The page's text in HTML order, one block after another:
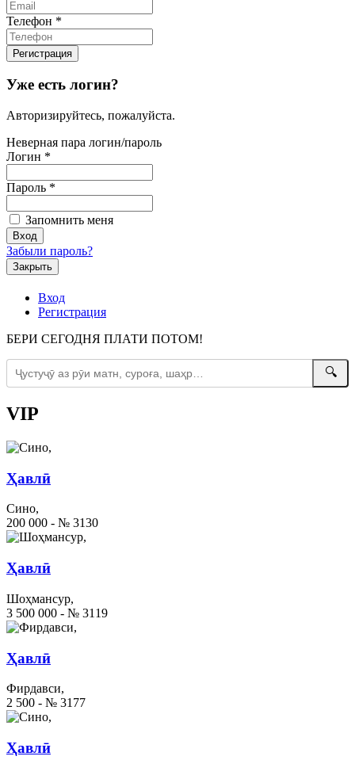
Телефон *
Уже есть логин?
Авторизируйтесь, пожалуйста.
Неверная пара логин/пароль
Логин *
Пароль *
Запомнить меня
Забыли пароль?
Закрыть
Вход
Регистрация
БЕРИ СЕГОДНЯ ПЛАТИ ПОТОМ!
🔍
VIP
Ҳавлӣ
Сино,
200 000 - № 3130
Ҳавлӣ
Шоҳмансур,
3 500 000 - № 3119
Ҳавлӣ
Фирдавси,
2 500 - № 3177
Ҳавлӣ